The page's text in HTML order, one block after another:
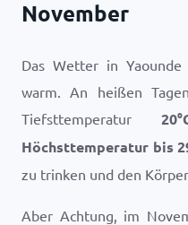
November
Das Wetter in
warm. An heißen
Tiefsttemperatur 20°
Höchsttemperatur bis
zu trinken und den
Aber Achtung, im